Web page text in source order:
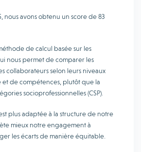
nous avons obtenu un score de 83
de calcul basée sur les
nous permet de comparer les
collaborateurs selon leurs niveaux
et de compétences, plutôt que la
socioprofessionnelles (CSP).
plus adaptée à la structure de notre
mieux notre engagement à
les écarts de manière équitable.